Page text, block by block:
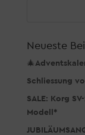
Neueste
Schliessung
SALE: Korg
Modell*